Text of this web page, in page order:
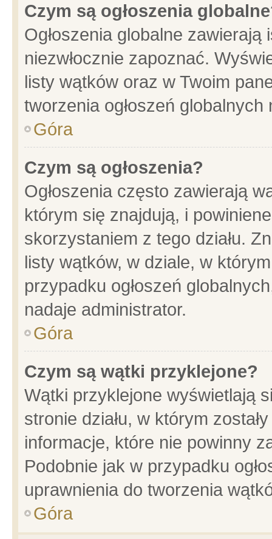
Czym są ogłoszenia
Ogłoszenia globalne
niezwłocznie zapoznać.
listy wątków oraz w Twoim
tworzenia ogłoszeń
Góra
Czym są ogłoszenia?
Ogłoszenia często zawierają
którym się znajdują, i
skorzystaniem z tego działu.
listy wątków, w dziale, w
przypadku ogłoszeń
nadaje administrator.
Góra
Czym są wątki przyklejone?
Wątki przyklejone wyświetlają
stronie działu, w którym
informacje, które nie powinny
Podobnie jak w przypadku
uprawnienia do tworzenia
Góra